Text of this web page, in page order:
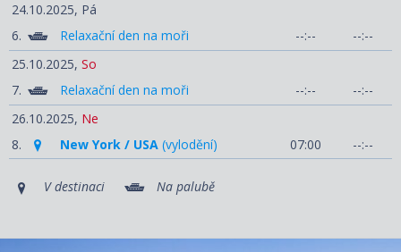
24.10.2025, Pá
6.
Relaxační den na moři --:--
--:--
25.10.2025, So
7.
Relaxační den na moři --:--
--:--
26.10.2025, Ne
8.
New York / USA (vylodění) 07:00 --:--
V destinaci Na palubě